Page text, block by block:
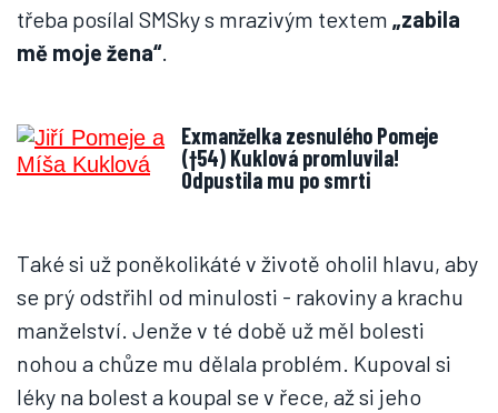
třeba posílal SMSky s mrazivým textem „zabila
mě moje žena“.
Exmanželka zesnulého Pomeje
(†54) Kuklová promluvila!
Odpustila mu po smrti
Také si už poněkolikáté v životě oholil hlavu, aby
se prý odstřihl od minulosti - rakoviny a krachu
manželství. Jenže v té době už měl bolesti
nohou a chůze mu dělala problém. Kupoval si
léky na bolest a koupal se v řece, až si jeho